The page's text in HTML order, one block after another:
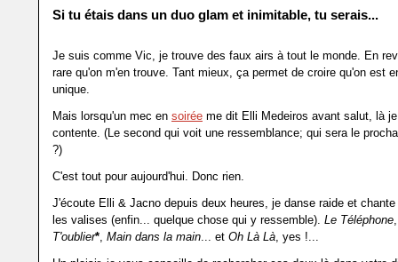
Si tu étais dans un duo glam et inimitable, tu serais...
Je suis comme Vic, je trouve des faux airs à tout le monde. En
rare qu'on m'en trouve. Tant mieux, ça permet de croire qu'on est
unique.
Mais lorsqu'un mec en soirée me dit Elli Medeiros avant salut, là
contente. (Le second qui voit une ressemblance; qui sera le
?)
C'est tout pour aujourd'hui. Donc rien.
J'écoute Elli & Jacno depuis deux heures, je danse raide et
les valises (enfin... quelque chose qui y ressemble). Le Téléphone
T'oublier*, Main dans la main... et Oh Là Là, yes !...